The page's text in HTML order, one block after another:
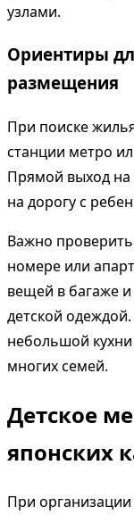
узлами.
Ориентиры
размещения
При поиске
станции метро
Прямой выход на
на дорогу с
Важно
номере или
вещей в багаже
детской
небольшой
многих семей.
Детское
японских
При